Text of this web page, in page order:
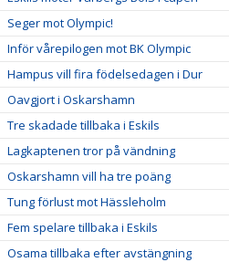
Seger mot Olympic!
Inför vårepilogen mot BK Olympic
Hampus vill fira födelsedagen i Dur
Oavgjort i Oskarshamn
Tre skadade tillbaka i Eskils
Lagkaptenen tror på vändning
Oskarshamn vill ha tre poäng
Tung förlust mot Hässleholm
Fem spelare tillbaka i Eskils
Osama tillbaka efter avstängning